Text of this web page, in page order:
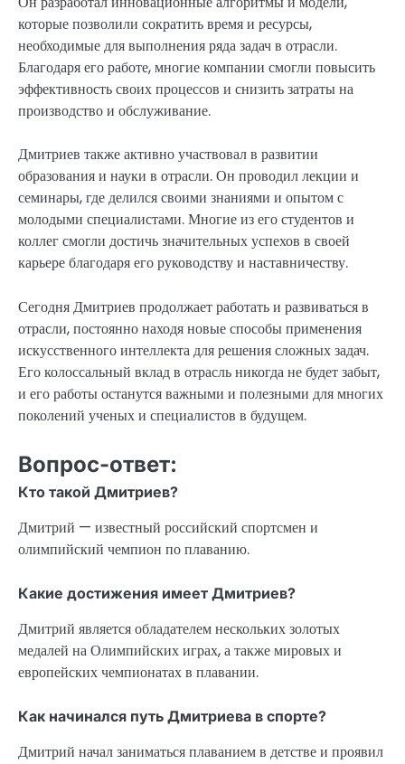
которые позволили сократить время и ресурсы,
необходимые для выполнения ряда задач в отрасли.
Благодаря его работе, многие компании смогли повысить
эффективность своих процессов и снизить затраты на
производство и обслуживание.
Дмитриев также активно участвовал в развитии
образования и науки в отрасли. Он проводил лекции и
семинары, где делился своими знаниями и опытом с
молодыми специалистами. Многие из его студентов и
коллег смогли достичь значительных успехов в своей
карьере благодаря его руководству и наставничеству.
Сегодня Дмитриев продолжает работать и развиваться в
отрасли, постоянно находя новые способы применения
искусственного интеллекта для решения сложных задач.
Его колоссальный вклад в отрасль никогда не будет забыт,
и его работы останутся важными и полезными для многих
поколений ученых и специалистов в будущем.
Вопрос-ответ:
Кто такой Дмитриев?
Дмитрий — известный российский спортсмен и
олимпийский чемпион по плаванию.
Какие достижения имеет Дмитриев?
Дмитрий является обладателем нескольких золотых
медалей на Олимпийских играх, а также мировых и
европейских чемпионатах в плавании.
Как начинался путь Дмитриева в спорте?
Дмитрий начал заниматься плаванием в детстве и проявил